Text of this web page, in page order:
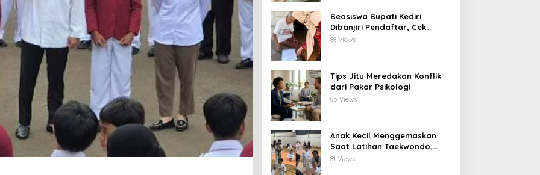
Beasiswa Bupati Kediri
Dibanjiri Pendaftar, Cek
Langsung ke Rumah untuk
88 Views
Tips Jitu Meredakan Konflik
dari Pakar Psikologi
85 Views
Anak Kecil Menggemaskan
Saat Latihan Taekwondo,
Netizen Terhibur
81 Views